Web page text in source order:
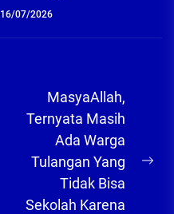
16/07/2026
MasyaAllah,
Ternyata Masih
Ada Warga
Tulangan Yang
Tidak Bisa
Sekolah Karena